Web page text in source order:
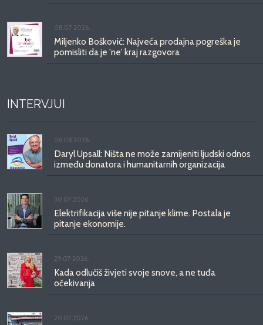
08.07.2026.
Miljenko Bošković: Najveća prodajna pogreška je
pomisliti da je 'ne' kraj razgovora
INTERVJUI
06.08.2026.
Daryl Upsall: Ništa ne može zamijeniti ljudski odnos
između donatora i humanitarnih organizacija
30.07.2026.
Elektrifikacija više nije pitanje klime. Postala je
pitanje ekonomije.
29.07.2026.
Kada odlučiš živjeti svoje snove, a ne tuđa
očekivanja
20.07.2026.